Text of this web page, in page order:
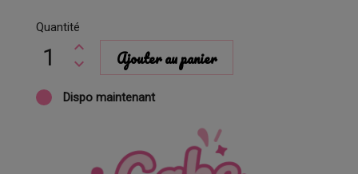
Quantité
Ajouter au panier
Dispo maintenant